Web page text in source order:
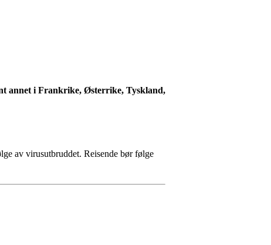
annet i Frankrike, Østerrike, Tyskland,
av virusutbruddet. Reisende bør følge